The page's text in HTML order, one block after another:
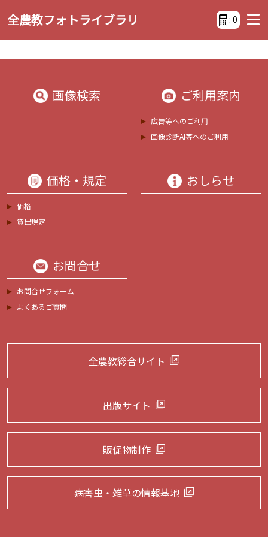
全農教フォトライブラリ : 0
画像検索 ご利用案内
広告等へのご利用
画像診断AI等へのご利用
価格・規定
価格
貸出規定
おしらせ
お問合せ
お問合せフォーム
よくあるご質問
全農教総合サイト
出版サイト
販促物制作
病害虫・雑草の情報基地